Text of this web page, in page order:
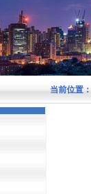
当前位置：